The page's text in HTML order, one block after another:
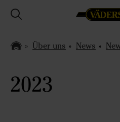
Über uns News
2023